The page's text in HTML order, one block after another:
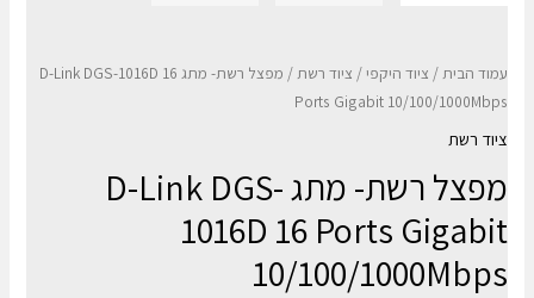
עמוד הבית/ ציוד היקפי/ ציוד רשת
/ מפצל רשת- מתג D-Link DGS-1016D 16
Ports Gigabit 10/100/1000Mbps
ציוד רשת
מפצל רשת- מתג D-Link DGS-
1016D 16 Ports Gigabit
10/100/1000Mbps